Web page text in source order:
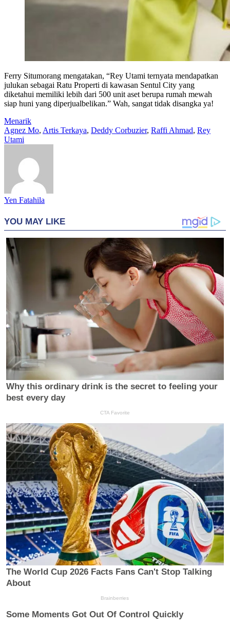
Ferry Situmorang mengatakan, “Rey Utami ternyata mendapatkan
julukan sebagai Ratu Properti di kawasan Sentul City yang
diketahui memiliki lebih dari 500 unit aset berupa rumah mewah
siap huni yang diperjualbelikan.” Wah, sangat tidak disangka ya!
Menarik
Agnez Mo, Artis Terkaya, Deddy Corbuzier, Raffi Ahmad, Rey
Utami
Yen Fatahila